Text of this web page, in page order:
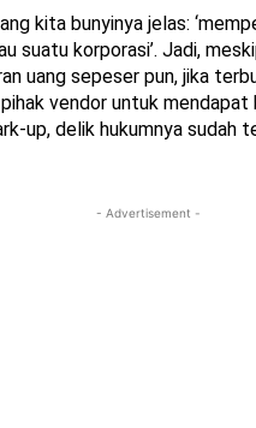
kita bunyinya jelas:
suatu korporasi’. Jadi,
uang sepeser pun, jika
vendor untuk
up, delik hukumnya sudah
- Advertisement -